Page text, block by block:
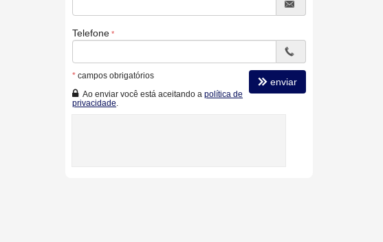
Telefone
* campos obrigatórios
Ao enviar você está aceitando a política de
privacidade
enviar